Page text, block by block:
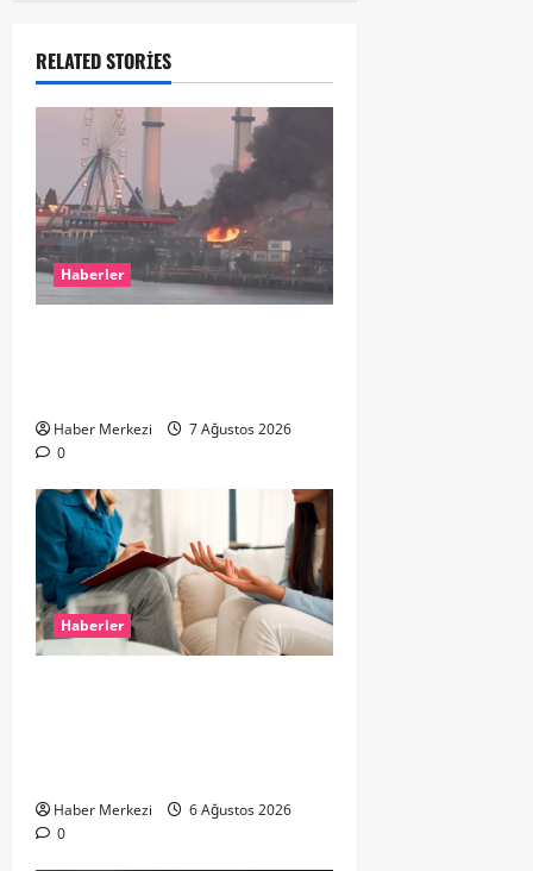
RELATED STORIES
Haberler
Haber Merkezi
7 Ağustos 2026
0
Haberler
Haber Merkezi
6 Ağustos 2026
0